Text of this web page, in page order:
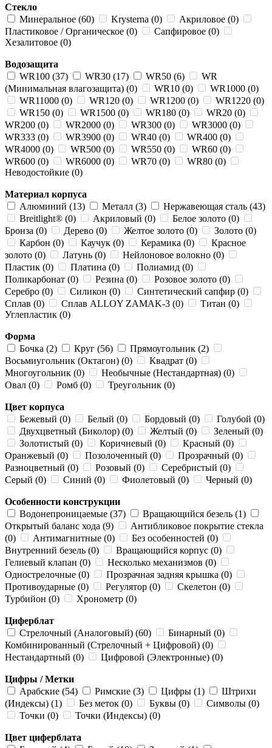
Стекло
Минеральное (60)
Krysterna (0)
Акриловое (0)
Пластиковое / Органическое (0)
Сапфировое (0)
Хезалитовое (0)
Водозащита
WR100 (37)
WR30 (17) WR50 (6)
WR
(Минимальная влагозащита) (0)
WR10 (0)
WR1000 (0)
WR11000 (0)
WR120 (0) WR1200 (0)
WR1220 (0)
WR150 (0)
WR1500 (0) WR180 (0)
WR20 (0)
WR200 (0)
WR2000 (0) WR300 (0)
WR3000 (0)
WR333 (0)
WR3900 (0) WR40 (0)
WR400 (0)
WR4000 (0)
WR500 (0) WR550 (0)
WR60 (0)
WR600 (0)
WR6000 (0) WR70 (0)
WR80 (0)
Неводостойкие (0)
Материал корпуса
Алюминий (13)
Металл (3)
Нержавеющая сталь (43)
Breitlight® (0)
Акриловый (0)
Белое золото (0)
Бронза (0)
Дерево (0) Желтое золото (0)
Золото (0)
Карбон (0)
Каучук (0) Керамика (0)
Красное
золото (0)
Латунь (0)
Нейлоновое волокно (0)
Пластик (0)
Платина (0)
Полиамид (0)
Поликарбонат (0)
Резина (0)
Розовое золото (0)
Серебро (0)
Силикон (0)
Синтетический сапфир (0)
Сплав (0)
Сплав ALLOY ZAMAK-3 (0)
Титан (0)
Углепластик (0)
Форма
Бочка (2)
Круг (56)
Прямоугольник (2)
Восьмиугольник (Октагон) (0)
Квадрат (0)
Многоугольник (0)
Необычные (Нестандартная) (0)
Овал (0)
Ромб (0) Треугольник (0)
Цвет корпуса
Бежевый (0)
Белый (0) Бордовый (0)
Голубой (0)
Двухцветный (Биколор) (0)
Желтый (0)
Зеленый (0)
Золотистый (0)
Коричневый (0)
Красный (0)
Оранжевый (0)
Позолоченный (0)
Прозрачный (0)
Разноцветный (0)
Розовый (0)
Серебристый (0)
Серый (0)
Синий (0) Фиолетовый (0) Черный (0)
Особенности конструкции
Водонепроницаемые (37)
Вращающийся безель (1)
Открытый баланс хода (9)
Антибликовое покрытие стекла
(0)
Антимагнитные (0)
Без особенностей (0)
Внутренний безель (0)
Вращающийся корпус (0)
Гелиевый клапан (0)
Несколько механизмов (0)
Однострелочные (0)
Прозрачная задняя крышка (0)
Противоударные (0)
Регулятор (0)
Скелетон (0)
Турбийон (0)
Хронометр (0)
Циферблат
Стрелочный (Аналоговый) (60)
Бинарный (0)
Комбинированный (Стрелочный + Цифровой) (0)
Нестандартный (0)
Цифровой (Электронные) (0)
Цифры / Метки
Арабские (54)
Римские (3) Цифры (1)
Штрихи
(Индексы) (1)
Без меток (0) Буквы (0)
Символы (0)
Точки (0)
Точки (Индексы) (0)
Цвет циферблата